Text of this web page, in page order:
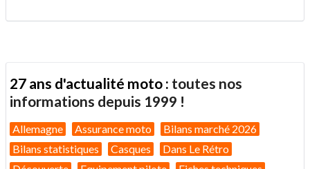
27 ans d'actualité moto : toutes nos
informations depuis 1999 !
Allemagne Assurance moto
Bilans marché 2026
Bilans statistiques
Casques
Dans Le Rétro